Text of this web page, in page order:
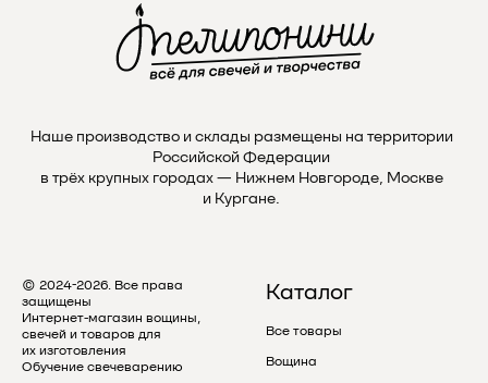
Наше производство и склады размещены на территории
Российской Федерации
в трёх крупных городах — Нижнем Новгороде, Москве
и Кургане.
© 2024-2026. Все права
защищены
Интернет-магазин вощины,
свечей и товаров для
их изготовления
Обучение свечеварению
Каталог
Все товары
Вощина